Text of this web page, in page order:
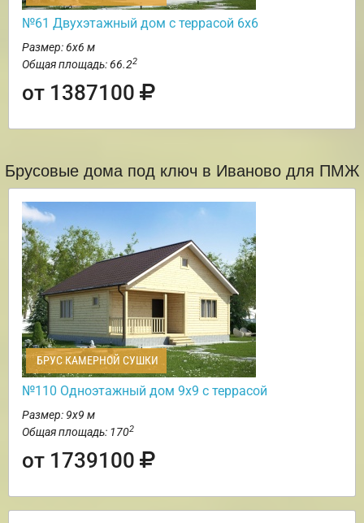
№61 Двухэтажный дом с террасой 6х6
Размер: 6х6 м
Общая площадь: 66.22
от 1387100
Брусовые дома под ключ в Иваново для ПМЖ
БРУС КАМЕРНОЙ СУШКИ
№110 Одноэтажный дом 9х9 с террасой
Размер: 9х9 м
Общая площадь: 1702
от 1739100